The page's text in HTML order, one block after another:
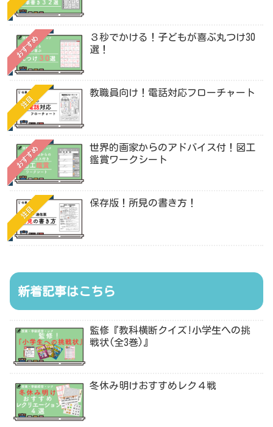
おすすめ
３秒でかける！子どもが喜ぶ丸つけ30
選！
注目
教職員向け！電話対応フローチャート
おすすめ
世界的画家からのアドバイス付！図工
鑑賞ワークシート
注目
保存版！所見の書き方！
新着記事はこちら
監修『教科横断クイズ!小学生への挑
戦状(全3巻)』
冬休み明けおすすめレク４戦